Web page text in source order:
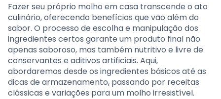
Fazer seu próprio molho em casa transcende o ato
culinário, oferecendo benefícios que vão além do
sabor. O processo de escolha e manipulação dos
ingredientes certos garante um produto final não
apenas saboroso, mas também nutritivo e livre de
conservantes e aditivos artificiais. Aqui,
abordaremos desde os ingredientes básicos até as
dicas de armazenamento, passando por receitas
clássicas e variações para um molho irresistível.